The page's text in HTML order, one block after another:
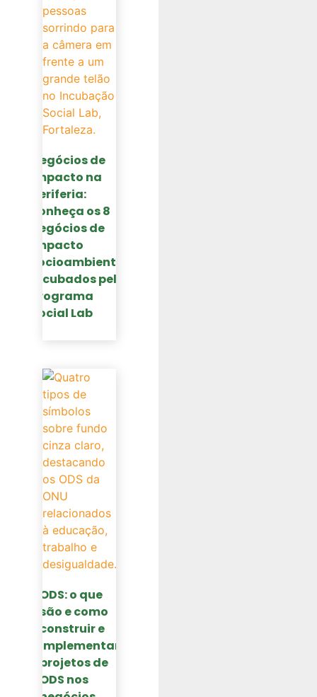
Negócios de
impacto na
periferia:
conheça os 8
negócios de
impacto
socioambiental
incubados pelo
Programa
Social Lab
ODS: o que
são e como
construir e
implementar
projetos de
ODS nos